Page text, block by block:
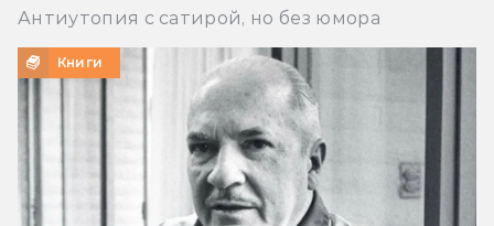
Антиутопия с сатирой, но без юмора
Книги